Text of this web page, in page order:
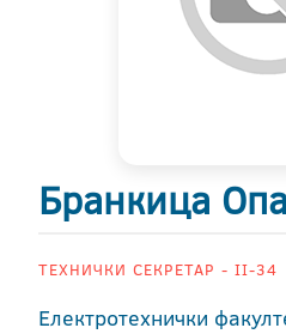
Бранкица
ТЕХНИЧКИ СЕКРЕТАР - II-34
Електротехнички